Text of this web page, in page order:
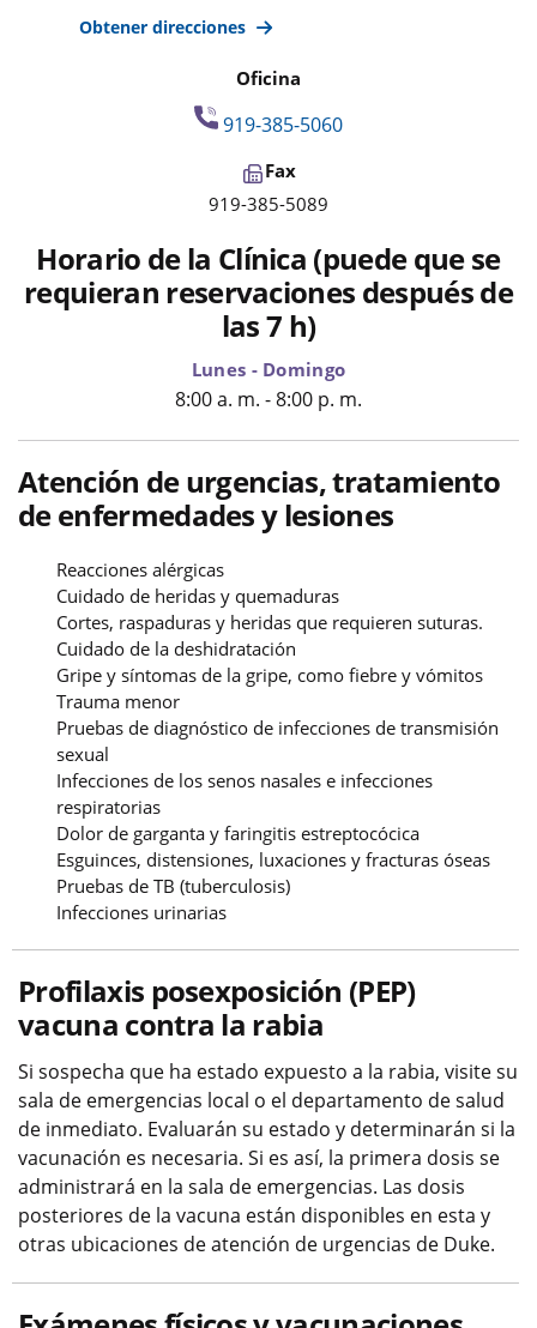
Obtener direcciones
Oficina
919-385-5060
Fax
919-385-5089
Horario de la Clínica (puede que se
requieran reservaciones después de
las 7 h)
Lunes - Domingo
8:00 a. m. - 8:00 p. m.
Atención de urgencias, tratamiento
de enfermedades y lesiones
Reacciones alérgicas
Cuidado de heridas y quemaduras
Cortes, raspaduras y heridas que requieren suturas.
Cuidado de la deshidratación
Gripe y síntomas de la gripe, como fiebre y vómitos
Trauma menor
Pruebas de diagnóstico de infecciones de transmisión
sexual
Infecciones de los senos nasales e infecciones
respiratorias
Dolor de garganta y faringitis estreptocócica
Esguinces, distensiones, luxaciones y fracturas óseas
Pruebas de TB (tuberculosis)
Infecciones urinarias
Profilaxis posexposición (PEP)
vacuna contra la rabia
Si sospecha que ha estado expuesto a la rabia, visite su
sala de emergencias local o el departamento de salud
de inmediato. Evaluarán su estado y determinarán si la
vacunación es necesaria. Si es así, la primera dosis se
administrará en la sala de emergencias. Las dosis
posteriores de la vacuna están disponibles en esta y
otras ubicaciones de atención de urgencias de Duke.